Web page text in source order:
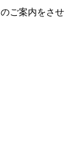
ご案内をさせ